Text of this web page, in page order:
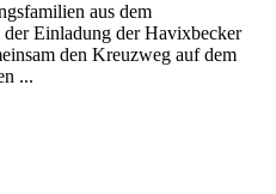
aus dem
Einladung der Havixbecker
den Kreuzweg auf dem
...